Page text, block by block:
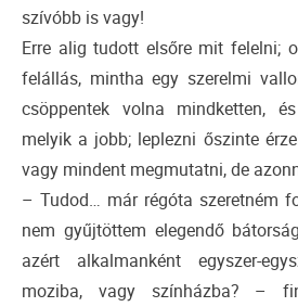
szívóbb is vagy!
Erre alig tudott elsőre mit felelni;
felállás, mintha egy szerelmi
csöppentek volna mindketten,
melyik a jobb; leplezni őszinte
vagy mindent megmutatni, de
– Tudod… már régóta szeretném
nem gyűjtöttem elegendő
azért alkalmanként egyszer-
moziba, vagy színházba? –